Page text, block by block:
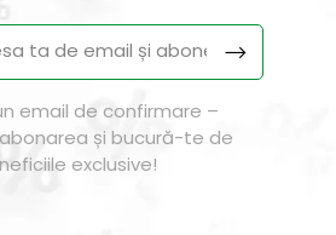
email de confirmare –
și bucură-te de
exclusive!